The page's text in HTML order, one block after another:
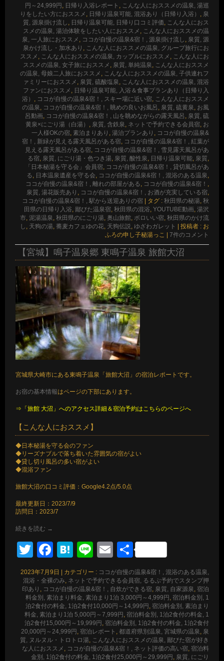
円～24,999円 , 日帰り入浴レポート , こんな人におススメの温泉, 湯巡
りをしたい方におススメ , 日帰り温泉可能, 混浴あり（日帰り入浴） , 泉
質, 源泉掛け流し , 日帰り温泉可能, 日帰り口コミ評価, こんな人におス
スメの温泉, 湯治体験をしたい人におススメ , こんな人におススメの温
泉, 一人旅におススメ , ココが自慢の温泉&宿！, 源泉掛け流し , 泉質, 源
泉かけ流し・加水あり , こんな人におススメの温泉, グループ旅行にお
ススメ , こんな人におススメの温泉, カップルにおススメ , こんな人にお
ススメの温泉, 女子旅におススメ , 泉質, 単純温泉, こんな人におススメ
の温泉, 母娘二人旅におススメ , こんな人におススメの温泉, 子供連れフ
ァミリーにおススメ , 泉質, 硫酸塩泉, こんな人におススメの温泉, 混浴
ファンにおススメ , 日帰り温泉可能, 入浴＆食事プランあり（日帰り入
浴） , ココが自慢の温泉&宿！, スキー場に近い宿, こんな人におススメ
の温泉, ココが自慢の温泉&宿！, 眺めの良いお風呂 , 泉質, 硫黄泉, お風
呂動画, ココが自慢の温泉&宿！, 山を眺めながらの露天風呂 , 泉質, 硫
黄泉×にごり湯（白湯） , 泉質, 含鉄泉, ネットで予約できる会員宿, お
一人様OKの宿, 素泊まりあり , 湯治プランあり , ココが自慢の温泉&
宿！, 新緑が見える露天風呂がある宿, ココが自慢の温泉&宿！, 紅葉が
見える露天風呂がある宿, ココが自慢の温泉&宿！, 雪見露天風呂があ
る宿, 泉質, にごり湯・色つき湯, 泉質, 酸性泉, 日帰り温泉可能, 泉質,
「日本秘湯を守る会」会員宿, ココが自慢の温泉&宿！, 貸切風呂があ
る, 日本温泉遺産を守る会, ココが自慢の温泉&宿！, 混浴のある温泉,
ココが自慢の温泉&宿！, 離れの部屋がある, ココが自慢の温泉&宿！ ,
泉質, 湯花販売あり , ココが自慢の温泉&宿！, お酒が充実している宿,
ココが自慢の温泉&宿！, 駅から送迎ありの宿
タグ : 秋田県の秘湯, 秋
田県の日帰り入浴, 鄙びた温泉宿, 秋田県の混浴, YOUTUBE動画, 湯沢
市, 泥湯温泉, 秋田県のにごり湯, 奥山旅館, ボロいい宿, 秋田県のかけ流
し , 天狗の湯, 蕎麦カフェゆの花, 天狗伝説, ゆざわガレット
投稿者 : お
ふろの申し子秘湯っこ
7件のコメント
【宮城】鳴子温泉郷 東鳴子温泉 旅館大沼
宮城県大崎市にある東鳴子温泉「旅館大沼」の宿泊レポートです。
お宿の基本情報はページの下部にあります。
⇒「旅館 大沼」へのアクセス詳細＆宿泊予約はこちらのページへ
【こんな人におススメ】
◆日本秘湯を守る会のファン
◆リーズナブルで落ち着いた雰囲気の宿がよい
◆貸し切り風呂の多い宿がよい
◆混浴ファン
旅館大沼の口コミ評価：Google4.2点/5.0点
最終更新日：2023/7/9
訪問日：2023/7
続きを読む →
TwitterFacebook
Hatena
LineEmail
共
有
2023年7月9日 カテゴリー : ココが自慢の温泉&宿！, 混浴のある温泉,
混浴・全裸のみ, ネットで予約できる会員宿, るるぶ予約でスタンプ押
印あり , ココが自慢の温泉&宿！, 自炊ができる宿, 泉質, 自家源泉, 宿泊
料金別, 素泊まり料金, 素泊まり1泊 3,000円～4,999円 , 宿泊料金別, 1
泊2食付の料金, 1泊2食付10,000円～14,999円 , 宿泊料金別, 素泊まり
料金, 素泊まり1泊 5,000円～7,999円 , 宿泊料金別, 1泊2食付の料金, 1
泊2食付15,000円～19,999円 , 宿泊料金別, 1泊2食付の料金, 1泊2食付
20,000円～24,999円 , 宿泊レポート , 都道府県別温泉, 宮城県の温泉, 泉
質, ヌルヌル・トロトロ湯, こんな人におススメの温泉, 鄙びた宿が好き
な人におススメ , ココが自慢の温泉&宿！, ネット評価の高い宿, 宿泊料
金別, 1泊2食付の料金, 1泊2食付25,000円～29,999円 , 泉質, にごり